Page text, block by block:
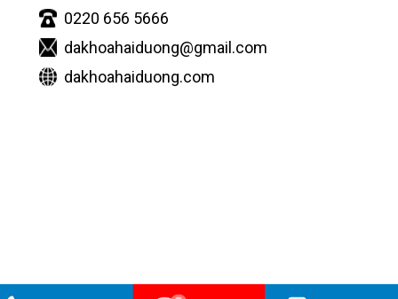
0220 656 5666
dakhoahaiduong@gmail.com
dakhoahaiduong.com